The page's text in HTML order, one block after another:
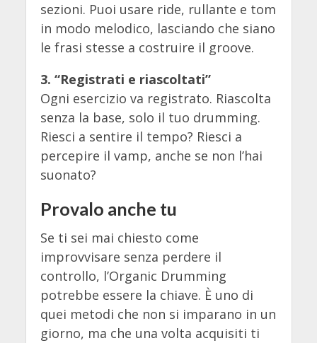
sezioni. Puoi usare ride, rullante e tom
in modo melodico, lasciando che siano
le frasi stesse a costruire il groove.
3. “Registrati e riascoltati”
Ogni esercizio va registrato. Riascolta
senza la base, solo il tuo drumming.
Riesci a sentire il tempo? Riesci a
percepire il vamp, anche se non l’hai
suonato?
Provalo anche tu
Se ti sei mai chiesto come
improvvisare senza perdere il
controllo, l’Organic Drumming
potrebbe essere la chiave. È uno di
quei metodi che non si imparano in un
giorno, ma che una volta acquisiti ti